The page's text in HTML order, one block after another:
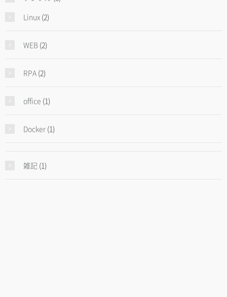
Linux (2)
WEB (2)
RPA (2)
office (1)
Docker (1)
雑記 (1)